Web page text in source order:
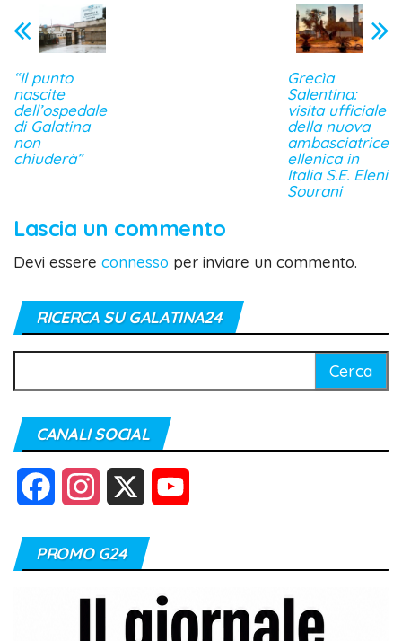
“Il punto
nascite
dell’ospedale
di Galatina
non
chiuderà”
Grecìa
Salentina:
visita ufficiale
della nuova
ambasciatrice
ellenica in
Italia S.E. Eleni
Sourani
Lascia un commento
Devi essere connesso per inviare un commento.
RICERCA SU GALATINA24
per:
CANALI SOCIAL
c s
t
u
PROMO G24